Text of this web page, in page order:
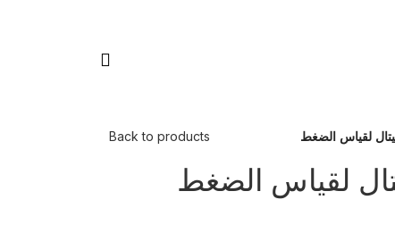
لقياس الضغط Back to products
لقياس الضغط